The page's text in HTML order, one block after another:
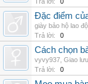
Đặc điểm
giày bảo hộ lao
Trả lời:
0
Cách chọn
vyvy937 Giao lưu
Trả lời:
0